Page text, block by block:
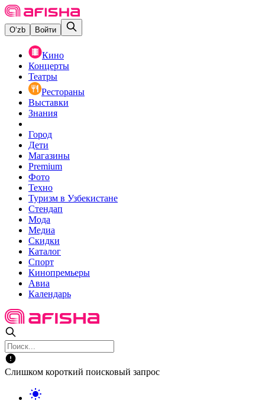
O‘zb Войти
Кино
Концерты
Театры
Рестораны
Выставки
Знания
Город
Дети
Магазины
Premium
Фото
Техно
Туризм в Узбекистане
Стендап
Мода
Медиа
Скидки
Каталог
Спорт
Кинопремьеры
Авиа
Календарь
Слишком короткий поисковый запрос